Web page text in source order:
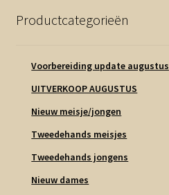
Productcategorieën
Voorbereiding update augustus
UITVERKOOP AUGUSTUS
Nieuw meisje/jongen
Tweedehands meisjes
Tweedehands jongens
Nieuw dames